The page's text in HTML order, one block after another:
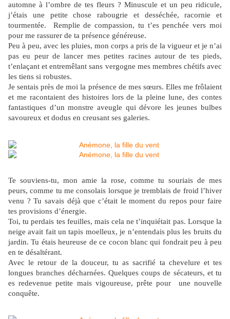
automne à l’ombre de tes fleurs ? Minuscule et un peu ridicule,
j’étais une petite chose rabougrie et desséchée, racornie et
tourmentée. Remplie de compassion, tu t’es penchée vers moi
pour me rassurer de ta présence généreuse.
Peu à peu, avec les pluies, mon corps a pris de la vigueur et je n’ai
pas eu peur de lancer mes petites racines autour de tes pieds,
t’enlaçant et entremêlant sans vergogne mes membres chétifs avec
les tiens si robustes.
Je sentais près de moi la présence de mes sœurs. Elles me frôlaient
et me racontaient des histoires lors de la pleine lune, des contes
fantastiques d’un monstre aveugle qui dévore les jeunes bulbes
savoureux et dodus en creusant ses galeries.
Te souviens-tu, mon amie la rose, comme tu souriais de mes
peurs, comme tu me consolais lorsque je tremblais de froid l’hiver
venu ? Tu savais déjà que c’était le moment du repos pour faire
tes provisions d’énergie.
Toi, tu perdais tes feuilles, mais cela ne t’inquiétait pas. Lorsque la
neige avait fait un tapis moelleux, je n’entendais plus les bruits du
jardin. Tu étais heureuse de ce cocon blanc qui fondrait peu à peu
en te désaltérant.
Avec le retour de la douceur, tu as sacrifié ta chevelure et tes
longues branches décharnées. Quelques coups de sécateurs, et tu
es redevenue petite mais vigoureuse, prête pour une nouvelle
conquête.